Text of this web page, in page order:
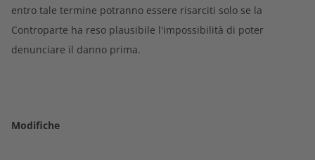
entro tale termine potranno essere risarciti solo se la
Controparte ha reso plausibile l'impossibilità di poter
denunciare il danno prima.
Modifiche